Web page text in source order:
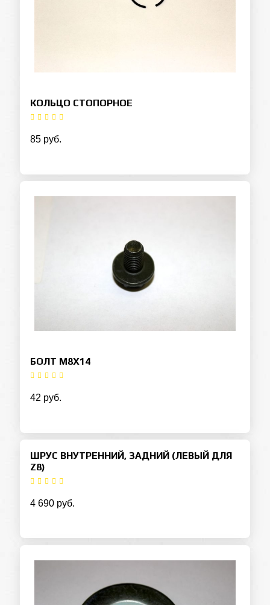
КОЛЬЦО СТОПОРНОЕ
85 руб.
БОЛТ М8Х14
42 руб.
ШРУС ВНУТРЕННИЙ, ЗАДНИЙ (ЛЕВЫЙ ДЛЯ
Z8)
4 690 руб.